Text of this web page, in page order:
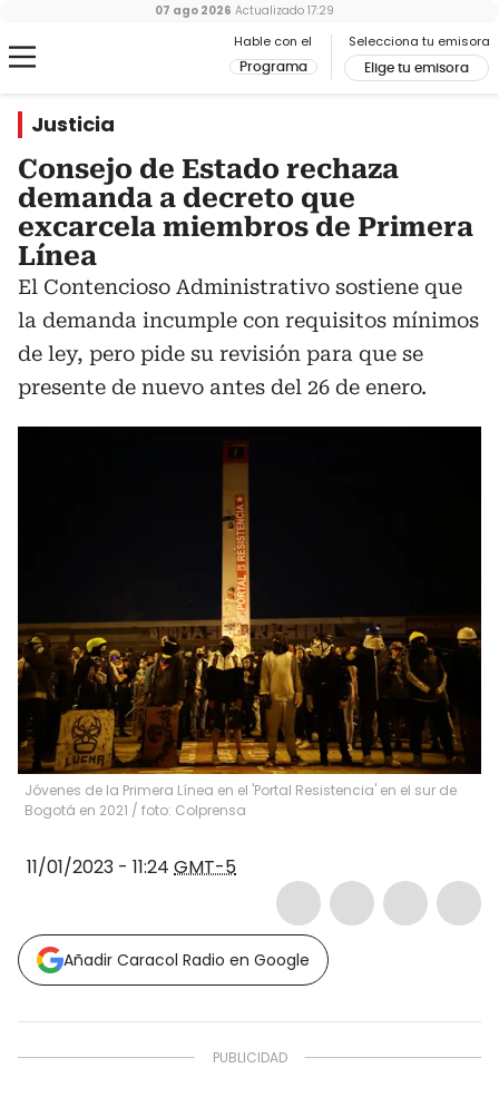
Hable con el
Programa
Selecciona tu emisora
Elige tu emisora
07 ago 2026 Actualizado 17:29
Justicia
Consejo de Estado rechaza
demanda a decreto que
excarcela miembros de Primera
Línea
El Contencioso Administrativo sostiene que
la demanda incumple con requisitos mínimos
de ley, pero pide su revisión para que se
presente de nuevo antes del 26 de enero.
Jóvenes de la Primera Línea en el 'Portal Resistencia' en el sur de
Bogotá en 2021 / foto: Colprensa
11/01/2023 - 11:24 GMT-5
Añadir Caracol Radio en Google